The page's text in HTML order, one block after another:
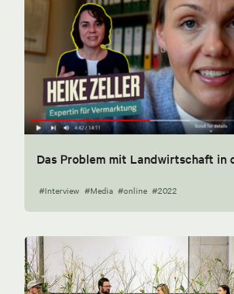
Das Problem mit Landwirtschaft in
#Interview #Media #online #2022